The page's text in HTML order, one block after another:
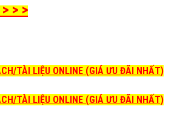
> >
TÀI LIỆU ONLINE (GIÁ ƯU ĐÃI NHẤT)
TÀI LIỆU ONLINE (GIÁ ƯU ĐÃI NHẤT)